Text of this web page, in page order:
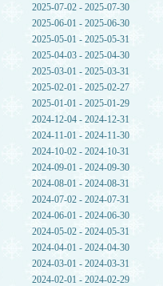
2025-07-02 - 2025-07-30
2025-06-01 - 2025-06-30
2025-05-01 - 2025-05-31
2025-04-03 - 2025-04-30
2025-03-01 - 2025-03-31
2025-02-01 - 2025-02-27
2025-01-01 - 2025-01-29
2024-12-04 - 2024-12-31
2024-11-01 - 2024-11-30
2024-10-02 - 2024-10-31
2024-09-01 - 2024-09-30
2024-08-01 - 2024-08-31
2024-07-02 - 2024-07-31
2024-06-01 - 2024-06-30
2024-05-02 - 2024-05-31
2024-04-01 - 2024-04-30
2024-03-01 - 2024-03-31
2024-02-01 - 2024-02-29